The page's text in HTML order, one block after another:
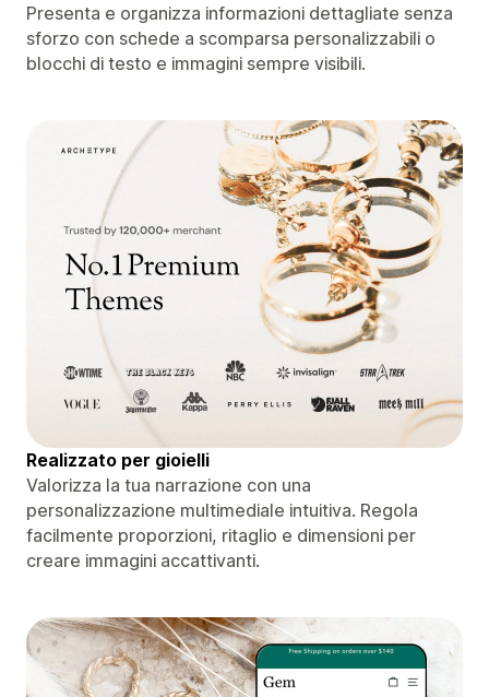
Presenta e organizza informazioni dettagliate senza
sforzo con schede a scomparsa personalizzabili o
blocchi di testo e immagini sempre visibili.
Realizzato per gioielli
Valorizza la tua narrazione con una
personalizzazione multimediale intuitiva. Regola
facilmente proporzioni, ritaglio e dimensioni per
creare immagini accattivanti.